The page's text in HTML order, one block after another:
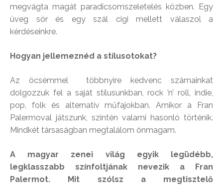
megvágta magát paradicsomszeletelés közben. Egy
üveg sör és egy szál cigi mellett válaszol a
kérdéseinkre.
Hogyan jellemeznéd a stílusotokat?
Az öcsémmel többnyire kedvenc számainkat
dolgozzuk fel a saját stílusunkban, rock ’n’ roll, indie,
pop, folk és alternatív műfajokban. Amikor a Fran
Palermoval játszunk, szintén valami hasonló történik.
Mindkét társaságban megtalálom önmagam.
A magyar zenei világ egyik legüdébb,
legklasszabb színfoltjának nevezik a Fran
Palermot. Mit szólsz a megtisztelő